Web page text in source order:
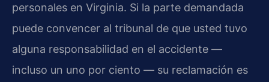
personales en Virginia. Si la parte demandada
puede convencer al tribunal de que usted tuvo
alguna responsabilidad en el accidente —
incluso un uno por ciento — su reclamación es